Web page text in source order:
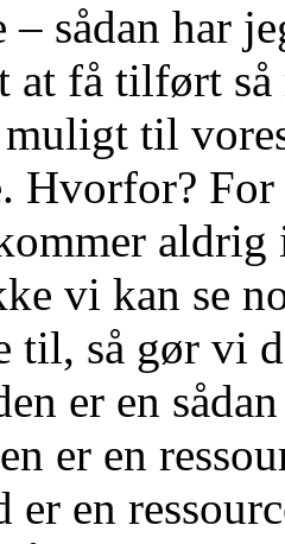
– sådan har
få tilført så
til
Hvorfor?
aldrig
vi kan se
til, så gør vi
er en
er en
er en